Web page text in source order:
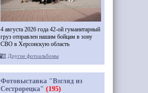
4 августа 2026 года 42-ой гуманитарный
груз отправлен нашим бойцам в зону
СВО в Херсонскую область
Другие фотоальбомы
Фотовыставка "Взгляд из
Сестрорецка" (195)